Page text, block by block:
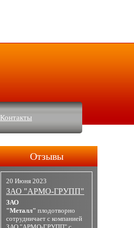
Контакты
Отзывы
20 Июня 2023
ЗАО "АРМО-ГРУПП"
ЗАО
"Металл" плодотворно
сотрудничает с компанией